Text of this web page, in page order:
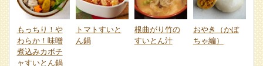
もっちり！や
わらか！味噌
煮込みカボチ
ャすいとん鍋
トマトすいと
ん鍋
根曲がり竹の
すいとん汁
おやき（かぼ
ちゃ編）